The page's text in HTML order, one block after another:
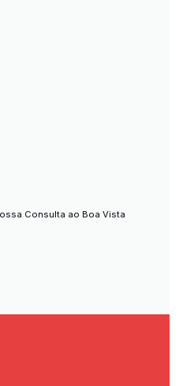
Consulta ao Boa Vista